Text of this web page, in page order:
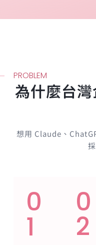
PROBLEM
為什麼台
想用 Claude、
0
1
0
2